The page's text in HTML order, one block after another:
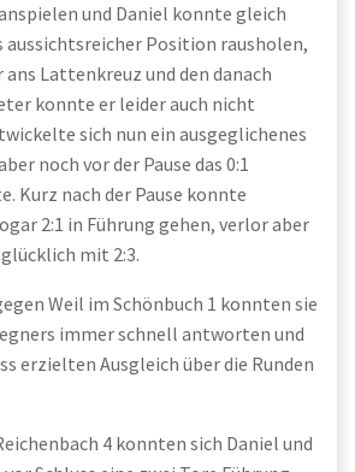
und Daniel konnte gleich
aussichtsreicher Position rausholen,
Lattenkreuz und den danach
konnte er leider auch nicht
sich nun ein ausgeglichenes
noch vor der Pause das 0:1
Kurz nach der Pause konnte
2:1 in Führung gehen, verlor aber
mit 2:3.
Weil im Schönbuch 1 konnten sie
immer schnell antworten und
erzielten Ausgleich über die Runden
4 konnten sich Daniel und